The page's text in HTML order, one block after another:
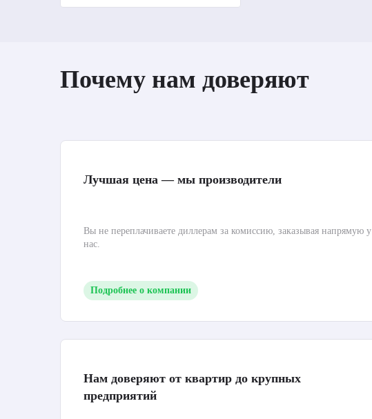
Почему нам доверяют
Лучшая цена — мы производители
Вы не переплачиваете диллерам за комиссию, заказывая напрямую у
нас.
Подробнее о компании
Нам доверяют от квартир до крупных
предприятий